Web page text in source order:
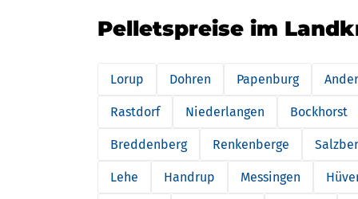
Pelletspreise im
Lorup Dohren Papenburg
Rastdorf Niederlangen Bockhorst
Breddenberg Renkenberge
Lehe Handrup Messingen